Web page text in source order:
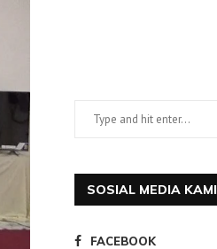
SOSIAL MEDIA KAMI
FACEBOOK